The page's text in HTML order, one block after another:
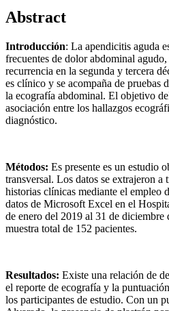
Abstract
Introducción: La apendicitis aguda
frecuentes de dolor abdominal
recurrencia en la segunda y tercera
es clínico y se acompaña de pruebas
la ecografía abdominal. El objetivo
asociación entre los hallazgos
diagnóstico.
Métodos: Es presente es un estudio
transversal. Los datos se extrajeron a
historias clínicas mediante el empleo
datos de Microsoft Excel en el
de enero del 2019 al 31 de
muestra total de 152 pacientes.
Resultados: Existe una relación de
el reporte de ecografía y la
los participantes de estudio. Con un